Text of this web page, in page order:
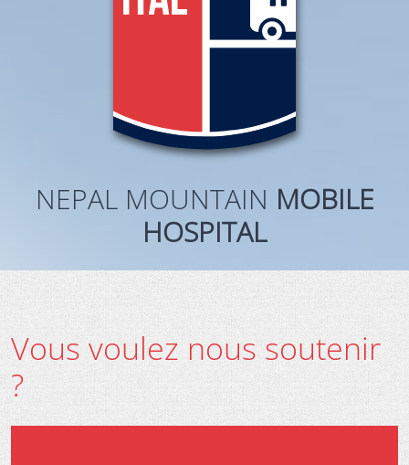
NEPAL MOUNTAIN MOBILE
HOSPITAL
Vous voulez nous soutenir
?